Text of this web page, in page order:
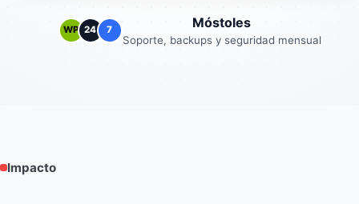
WP 24 7 Móstoles
Soporte, backups y seguridad mensual
Impacto